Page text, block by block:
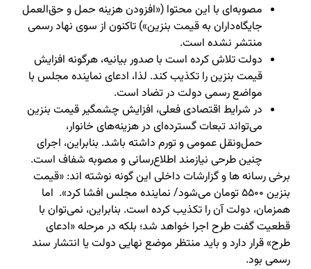
مصوبه‌ای با این محتوا («افزودن هزینه حمل و حق‌العمل
جایگاه‌داران به قیمت بنزین») تاکنون از سوی نهاد رسمی
منتشر نشده است.
دولت تلاش کرده است با صدور بیانیه، هرگونه افزایش
قیمت بنزین را تکذیب کند. لذا، ادعای نماینده مجلس با
مواضع رسمی دولت در تضاد است.
در شرایط اقتصادی فعلی، افزایش چشمگیر قیمت بنزین
می‌تواند تبعات گسترده‌ای در هزینه‌های خانوار،
حمل‌ونقل عمومی و تورم داشته باشد. بنابراین، اجرای
چنین طرحی نیازمند اطلاع‌رسانی و مصوبه شفاف است.
برخی رسانه ها و گزارشات داخلی این گونه نوشته اند: «قیمت
بنزین ۵۵۰۰ تومان می‌شود/ نماینده مجلس افشا کرد». اما
همزمان، دولت آن را تکذیب کرده است. بنابراین، نمی‌توان با
قطعیت گفت طرح اجرا خواهد شد؛ بلکه در مرحله «ادعای
طرح» قرار دارد و باید منتظر موضع نهایی دولت یا انتشار سند
رسمی بود.